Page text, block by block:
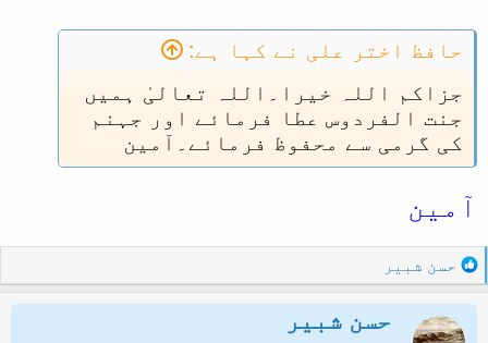
حافظ اختر علی نے کہا ہے:
جزاکم اللہ خیرا۔اللہ تعالیٰ ہمیں
جنت الفردوس عطا فرمائے اور جہنم
کی گرمی سے محفوظ فرمائے۔آمین
آمین
R
e
a
c
حسن شبیر
حسن شبیر